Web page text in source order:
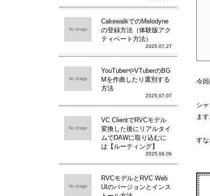
今
シ
ます
す
CakewalkでのMelodyne
の登録方法（体験版アク
ティベート方法）
2025.07.27
YouTuberやVTuberのBG
Mを作曲したり選別する
方法
2025.07.07
VC ClientでRVCモデル
変換した後にリアルタイ
ムでDAWに取り込むに
は【ルーティング】
2025.06.06
RVCモデルとRVC Web
UIのバージョンとインス